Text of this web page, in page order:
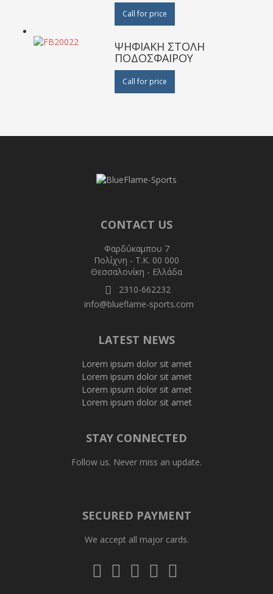
Call for price
ΨΗΦΙΑΚΗ ΣΤΟΛΗ
ΠΟΔΟΣΦΑΙΡΟΥ
Call for price
CONTACT US
Φαρδύκαμπου 7
Πολίχνη - T.K. 00 000
Θεσσαλονίκη - Ελλάδα
2310-662232
info@blueflame-sports.com
LATEST NEWS
Lorem ipsum dolor sit amet
Lorem ipsum dolor sit amet
Lorem ipsum dolor sit amet
Lorem ipsum dolor sit amet
STAY CONNECTED
Follow us. Never miss an update.
SECURED PAYMENT
We accept all major cards.
Visa Mastercard
Diners
Club
Amex